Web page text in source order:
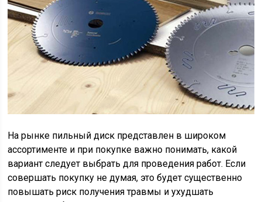
На рынке пильный диск представлен в широком
ассортименте и при покупке важно понимать, какой
вариант следует выбрать для проведения работ. Если
совершать покупку не думая, это будет существенно
повышать риск получения травмы и ухудшать